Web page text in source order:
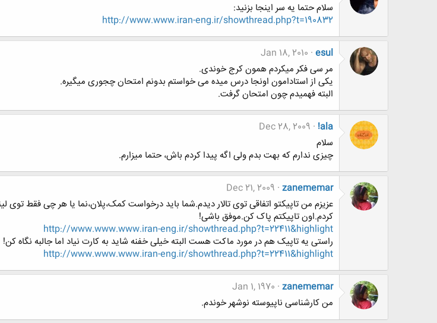
سلام حتما یه سر اینجا بزنید:
http://www.www.iran-eng.ir/showthread.php?t=190832
esul
Jan 18, 2010
مر سی فکر میکردم همون کرج خوندی.
یکی از استادامون اونجا درس میده می خواستم بدونم امتحان چجوری میگیره.
البته فهمیدم چون امتحان گرفت.
!ala
Dec 28, 2009
سلام
چیزی ندارم که بهت بدم ولی اگه پیدا کردم باش، حتما میزارم.
zanememar
Dec 21, 2009
عزیزم من تاپیکتو اتفاقی توی تالار دیدم.شما باید درخواست کمک،پلان،نما یا هر چی فقط
کردم.اون تاپیکتم پاک کن.موفق باشی!
http://www.www.www.iran-eng.ir/showthread.php?t=22411&highlight
راستی یه تاپیک هم در مورد ماکت هست البته خیلی خفنه شاید به کارت نیاد اما جالبه نگاه کن!
http://www.www.www.iran-eng.ir/showthread.php?t=22411&highlight
zanememar
Jan 1, 1970
من کارشناسی ناپیوسته نوشهر خوندم.